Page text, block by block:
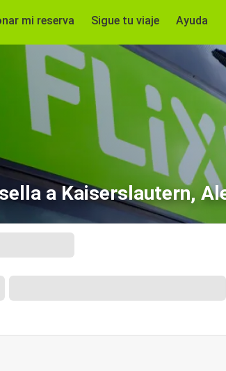
mi reserva Sigue tu viaje Ayuda
a Kaiserslautern,